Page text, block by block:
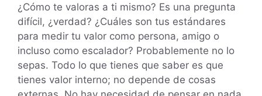
¿Cómo te valoras a ti mismo? Es una pregunta
difícil, ¿verdad? ¿Cuáles son tus estándares
para medir tu valor como persona, amigo o
incluso como escalador? Probablemente no lo
sepas. Todo lo que tienes que saber es que
tienes valor interno; no depende de cosas